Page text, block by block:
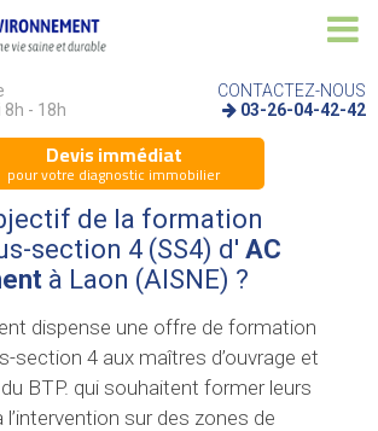
8h - 18h
CONTACTEZ-NOUS
03-26-04-42-42
Devis immédiat
pour votre diagnostic immobilier
de la formation
section 4 (SS4) d' AC
à Laon (AISNE) ?
dispense une offre de formation
section 4 aux maîtres d’ouvrage et
BTP. qui souhaitent former leurs
sur des zones de